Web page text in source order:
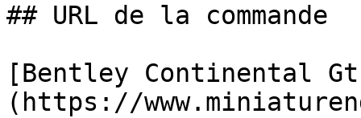
## URL de la commande
[Bentley Continental
(https://